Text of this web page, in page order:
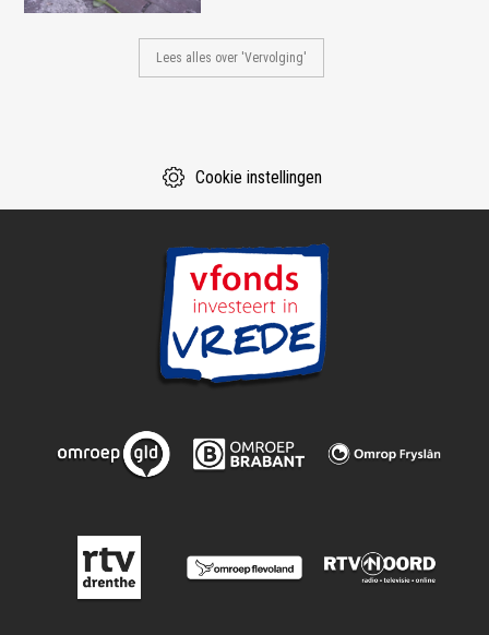
Lees alles over 'Vervolging'
Cookie instellingen